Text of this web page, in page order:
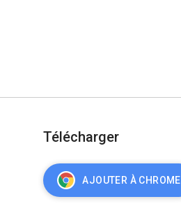
Télécharger
AJOUTER À CHROME